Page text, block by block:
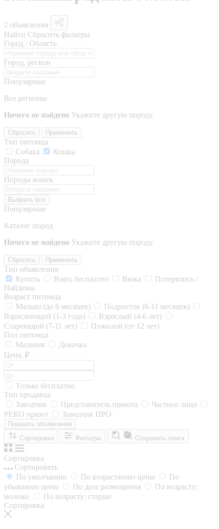
2 объявления
Найти Сбросить фильтры
Город / Область
Город, регион
Популярные
Все регионы
Ничего не найдено Укажите другую породу
Сбросить Применить
Тип питомца
Собака
Кошка
Порода
Породы кошек
Выбрать все
Популярные
Каталог пород
Ничего не найдено Укажите другую породу
Сбросить Применить
Тип объявления
Купить
Взять бесплатно Вязка
Потерялись /
Найдены
Возраст питомца
Малыш (до 6 месяцев)
Подросток (6-11 месяцев)
Взрослеющий (1-3 года)
Взрослый (4-6 лет)
Стареющий (7-11 лет)
Пожилой (от 12 лет)
Пол питомца
Мальчик
Девочка
Цена, ₽
Только бесплатно
Тип продавца
Заводчик
Представитель приюта
Частное лицо
РЕКО приют
Заводчик ПРО
Показать объявления
Сортировка
Фильтры Сохранить поиск
Сортировка
Сортировать
По умолчанию
По возрастанию цены
По
убыванию цены
По дате размещения
По возрасту:
моложе
По возрасту: старше
Сортировка